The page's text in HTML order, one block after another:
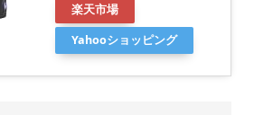
楽天市場
Yahooショッピング